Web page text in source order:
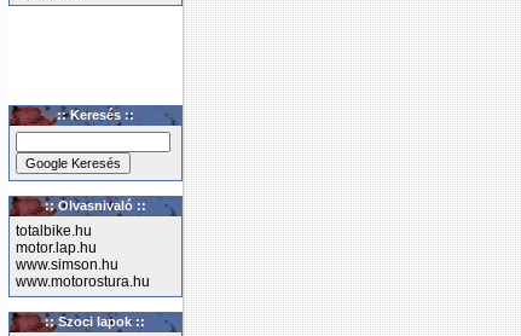
:: Keresés ::
:: Olvasnivaló ::
totalbike.hu
motor.lap.hu
www.simson.hu
www.motorostura.hu
:: Szoci lapok ::